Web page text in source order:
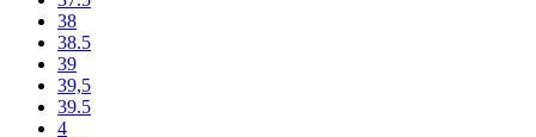
38
38.5
39
39,5
39.5
4